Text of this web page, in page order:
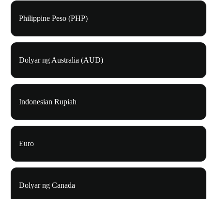
Philippine Peso (PHP)
Dolyar ng Australia (AUD)
Indonesian Rupiah
Euro
Dolyar ng Canada